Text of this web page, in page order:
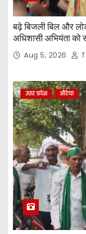
बढ़े बिजली बिल और
अधिशासी अभियंता को
Aug 5, 2026
उत्तर प्रदेश औरेया